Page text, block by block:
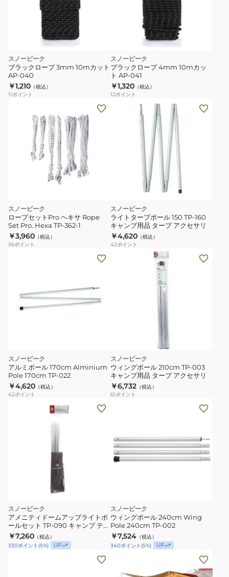
スノーピーク
ブラックロープ 3mm 10mカット
AP-040
￥1,210 （税込）
11ポイント
スノーピーク
ブラックロープ 4mm 10mカッ
ト AP-041
￥1,320 （税込）
12ポイント
スノーピーク
ロープセットPro ヘキサ Rope
Set Pro. Hexa TP-362-1
￥3,960 （税込）
36ポイント
スノーピーク
ライトタープポール 150 TP-160
キャンプ用品 タープ アクセサリ
￥4,620 （税込）
42ポイント
スノーピーク
アルミポール 170cm Alminium
Pole 170cm TP-022
￥4,620 （税込）
42ポイント
スノーピーク
ウィングポール 210cm TP-003
キャンプ用品 タープ アクセサリ
￥6,732 （税込）
61ポイント
スノーピーク
アメニティドームアップライトポ
ールセット TP-090 キャンプ テン
ト タープ
￥7,260 （税込）
330ポイント (5%) UP
スノーピーク
ウィングポール 240cm Wing
Pole 240cm TP-002
￥7,524 （税込）
340ポイント (5%) UP